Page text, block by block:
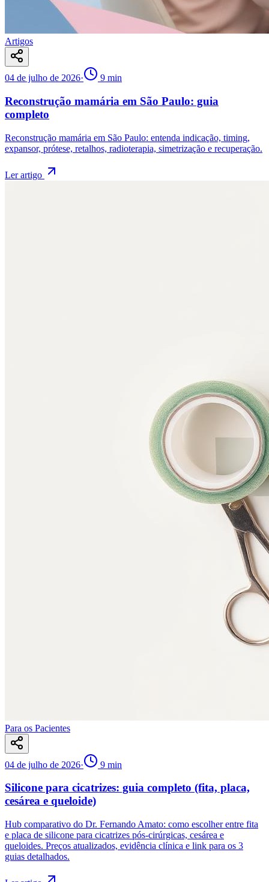
Artigos
04 de julho de 2026· 9 min
Reconstrução mamária em São Paulo: guia
completo
Reconstrução mamária em São Paulo: entenda indicação, timing,
expansor, prótese, retalhos, radioterapia, simetrização e recuperação.
Ler artigo
Para os Pacientes
04 de julho de 2026· 9 min
Silicone para cicatrizes: guia completo (fita, placa,
cesárea e queloide)
Hub comparativo do Dr. Fernando Amato: como escolher entre fita
e placa de silicone para cicatrizes pós-cirúrgicas, cesárea e
queloides. Preços atualizados, evidência clínica e link para os 3
guias detalhados.